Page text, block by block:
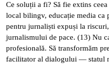
Ce soluții a fi? Să fie extins
local bilingv, educație media ca
pentru jurnaliști expuși la
jurnalismului de pace. (13) Nu
profesională. Să transformăm
facilitator al dialogului — statul